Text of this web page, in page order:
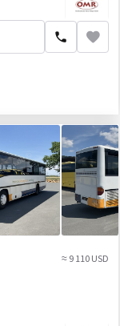
≈ 9 110 USD